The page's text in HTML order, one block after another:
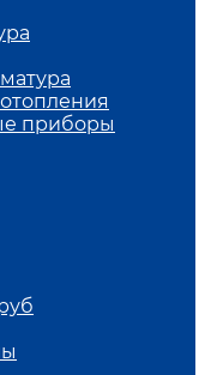
приборы